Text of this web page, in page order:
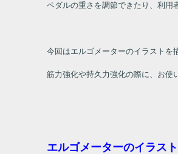
ペダルの重さを調節できたり、利用
今回はエルゴメーターのイラストを
筋力強化や持久力強化の際に、お使
エルゴメーターのイラスト